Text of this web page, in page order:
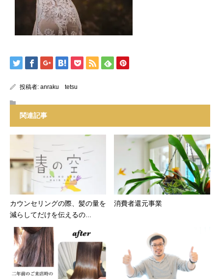
投稿者: anraku tetsu
関連記事
カウンセリングの際、髪の量を
減らしてだけを伝えるの...
消費者還元事業